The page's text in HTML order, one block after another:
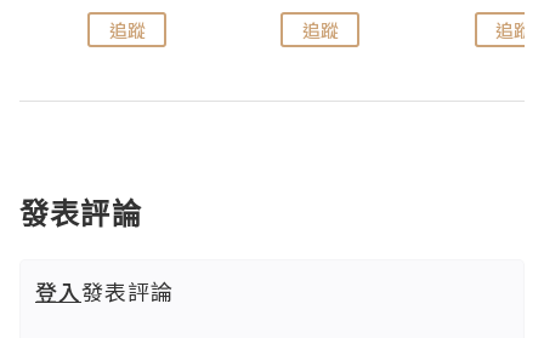
追蹤 追蹤 追蹤
發表評論
登入發表評論